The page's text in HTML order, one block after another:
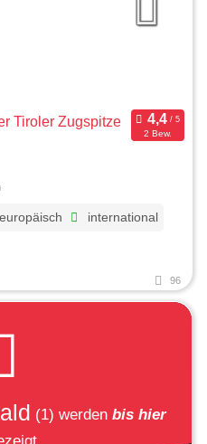
Tiroler Zugspitze
2 Bew.
europäisch international
96
(1) werden bis hier